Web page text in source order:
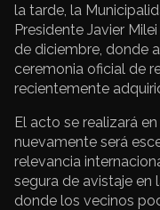
la tarde, la
Presidente Javier
de diciembre, donde
ceremonia oficial de
recientemente
El acto se realizará
nuevamente será
relevancia
segura de avistaje en
donde los vecinos